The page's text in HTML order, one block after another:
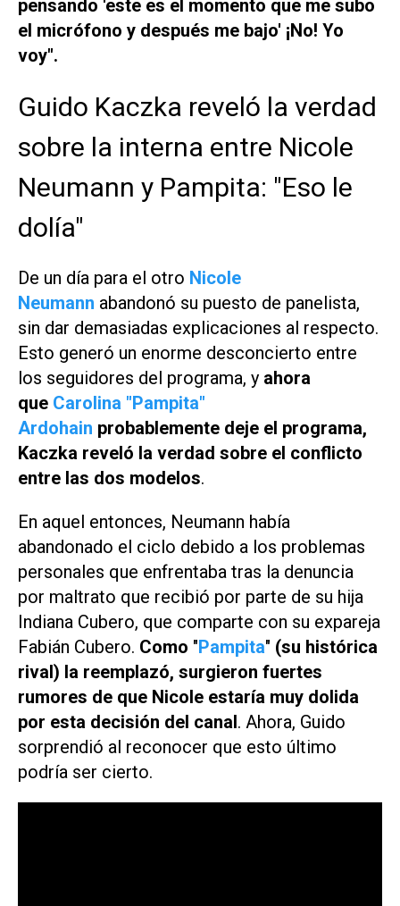
pensando 'este es el momento que me subo
el micrófono y después me bajo' ¡No! Yo
voy".
Guido Kaczka reveló la verdad
sobre la interna entre Nicole
Neumann y Pampita: "Eso le
dolía"
De un día para el otro Nicole
Neumann abandonó su puesto de panelista,
sin dar demasiadas explicaciones al respecto.
Esto generó un enorme desconcierto entre
los seguidores del programa, y ahora
que Carolina "Pampita"
Ardohain probablemente deje el programa,
Kaczka reveló la verdad sobre el conflicto
entre las dos modelos.
En aquel entonces, Neumann había
abandonado el ciclo debido a los problemas
personales que enfrentaba tras la denuncia
por maltrato que recibió por parte de su hija
Indiana Cubero, que comparte con su expareja
Fabián Cubero. Como "Pampita" (su histórica
rival) la reemplazó, surgieron fuertes
rumores de que Nicole estaría muy dolida
por esta decisión del canal. Ahora, Guido
sorprendió al reconocer que esto último
podría ser cierto.